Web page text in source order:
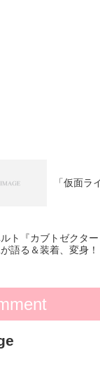
「仮面
ト『カブトゼクタ
語る＆装着、変身！